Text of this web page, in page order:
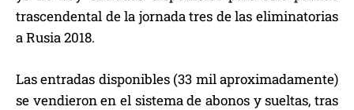
trascendental de la jornada tres de las eliminatorias
a Rusia 2018.
Las entradas disponibles (33 mil aproximadamente)
se vendieron en el sistema de abonos y sueltas, tras